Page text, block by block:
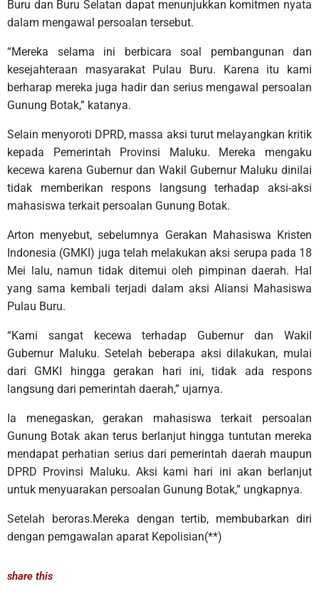
Buru dan Buru Selatan dapat menunjukkan komitmen nyata
dalam mengawal persoalan tersebut.
“Mereka selama ini berbicara soal pembangunan dan
kesejahteraan masyarakat Pulau Buru. Karena itu kami
berharap mereka juga hadir dan serius mengawal persoalan
Gunung Botak,” katanya.
Selain menyoroti DPRD, massa aksi turut melayangkan kritik
kepada Pemerintah Provinsi Maluku. Mereka mengaku
kecewa karena Gubernur dan Wakil Gubernur Maluku dinilai
tidak memberikan respons langsung terhadap aksi-aksi
mahasiswa terkait persoalan Gunung Botak.
Arton menyebut, sebelumnya Gerakan Mahasiswa Kristen
Indonesia (GMKI) juga telah melakukan aksi serupa pada 18
Mei lalu, namun tidak ditemui oleh pimpinan daerah. Hal
yang sama kembali terjadi dalam aksi Aliansi Mahasiswa
Pulau Buru.
“Kami sangat kecewa terhadap Gubernur dan Wakil
Gubernur Maluku. Setelah beberapa aksi dilakukan, mulai
dari GMKI hingga gerakan hari ini, tidak ada respons
langsung dari pemerintah daerah,” ujarnya.
Ia menegaskan, gerakan mahasiswa terkait persoalan
Gunung Botak akan terus berlanjut hingga tuntutan mereka
mendapat perhatian serius dari pemerintah daerah maupun
DPRD Provinsi Maluku. Aksi kami hari ini akan berlanjut
untuk menyuarakan persoalan Gunung Botak,” ungkapnya.
Setelah beroras.Mereka dengan tertib, membubarkan diri
dengan pemgawalan aparat Kepolisian(**)
share this